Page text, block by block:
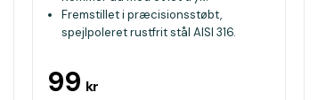
Fremstillet i præcisionsstøbt,
spejlpoleret rustfrit stål AISI 316.
99 kr